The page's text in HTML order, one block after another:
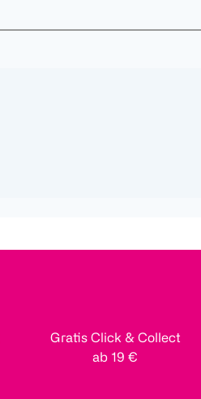
Gratis Click & Collect
ab 19 €